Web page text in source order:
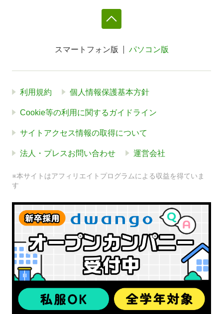
スマートフォン版 パソコン版
利用規約 個人情報保護基本方針
Cookie等の利用に関するガイドライン
サイトアクセス情報の取得について
法人・プレスお問い合わせ 運営会社
※本サイトはアフィリエイトプログラムによる収益を得ていま
す